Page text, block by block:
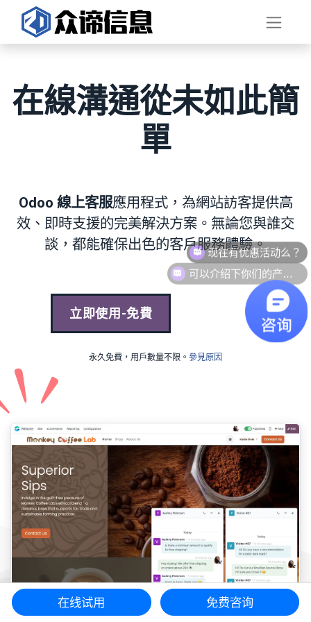
在線溝通從未如此簡
單
Odoo 線上客服應用程式，為網站訪客提供高
效、即時支援的完美解決方案。無論您與誰交
談，都能確保出色的客戶服務體驗。
立即使用-免費
永久免費，用戶數量不限。 參見原因
现在有优惠活动么？
在线试用 免费咨询